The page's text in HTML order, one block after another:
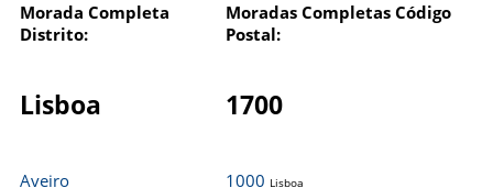
Morada Completa
Distrito:
Moradas Completas Código
Postal:
Lisboa 1700
Aveiro
1000 Lisboa